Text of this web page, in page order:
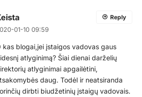
01-10 09:59
kas blogai,jei įstaigos vadovas gaus
atlyginimą? Šiai dienai darželių
atlyginimai apgailėtini,
daug. Todėl ir neatsiranda
dirbti biudžetinių įstaigų vadovais.
Reply